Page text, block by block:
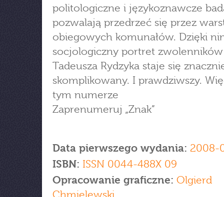
politologiczne i językoznawcze
pozwalają przedrzeć się przez
obiegowych komunałów. Dzięki
socjologiczny portret
Tadeusza Rydzyka staje się
skomplikowany. I prawdziwszy.
tym numerze
Zaprenumeruj „Znak”
Data pierwszego wydania: 2008-
ISBN: ISSN 0044-488X 09
Opracowanie graficzne: Olgierd
Chmielewski